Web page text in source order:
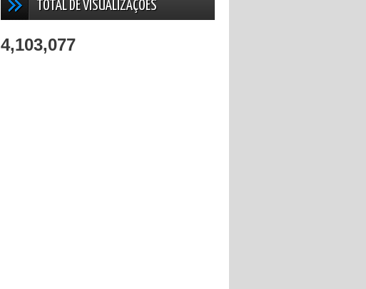
TOTAL DE VISUALIZAÇÕES
4,103,077